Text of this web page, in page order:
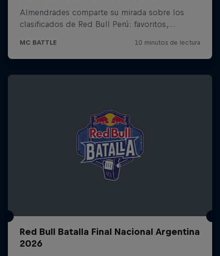
Red Bull Batalla Final Nacional Argentina
2026